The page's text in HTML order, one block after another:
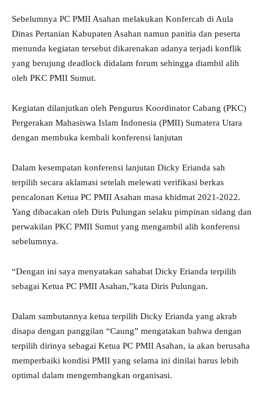
Sebelumnya PC PMII Asahan melakukan Konfercab di Aula
Dinas Pertanian Kabupaten Asahan namun panitia dan peserta
menunda kegiatan tersebut dikarenakan adanya terjadi konflik
yang berujung deadlock didalam forum sehingga diambil alih
oleh PKC PMII Sumut.
Kegiatan dilanjutkan oleh Pengurus Koordinator Cabang (PKC)
Pergerakan Mahasiswa Islam Indonesia (PMII) Sumatera Utara
dengan membuka kembali konferensi lanjutan
Dalam kesempatan konferensi lanjutan Dicky Erianda sah
terpilih secara aklamasi setelah melewati verifikasi berkas
pencalonan Ketua PC PMII Asahan masa khidmat 2021-2022.
Yang dibacakan oleh Diris Pulungan selaku pimpinan sidang dan
perwakilan PKC PMII Sumut yang mengambil alih konferensi
sebelumnya.
“Dengan ini saya menyatakan sahabat Dicky Erianda terpilih
sebagai Ketua PC PMII Asahan,”kata Diris Pulungan.
Dalam sambutannya ketua terpilih Dicky Erianda yang akrab
disapa dengan panggilan “Caung” mengatakan bahwa dengan
terpilih dirinya sebagai Ketua PC PMII Asahan, ia akan berusaha
memperbaiki kondisi PMII yang selama ini dinilai harus lebih
optimal dalam mengembangkan organisasi.